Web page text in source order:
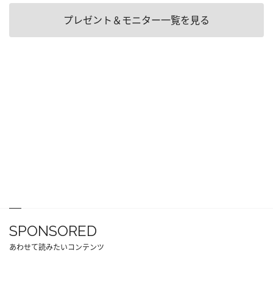
プレゼント＆モニター一覧を見る
SPONSORED
あわせて読みたいコンテンツ